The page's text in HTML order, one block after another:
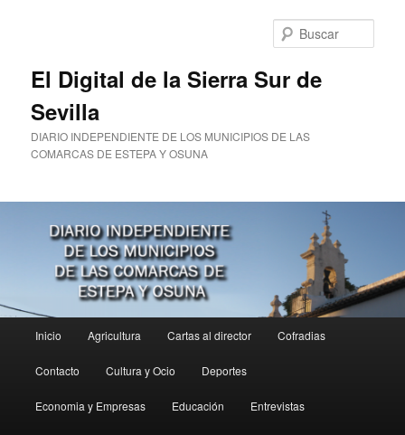
El Digital de la Sierra Sur de
Sevilla
DIARIO INDEPENDIENTE DE LOS MUNICIPIOS DE LAS
COMARCAS DE ESTEPA Y OSUNA
principal
Inicio Agricultura Cartas al director Cofradias
Contacto Cultura y Ocio Deportes
Economia y Empresas Educación Entrevistas